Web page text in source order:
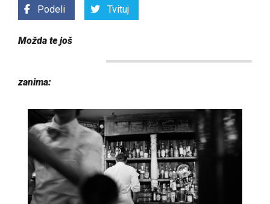
Podeli Tvituj
Možda te još
zanima: